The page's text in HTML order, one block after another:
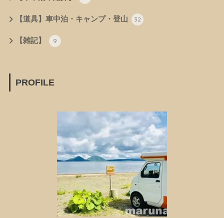
【道具】車中泊・キャンプ・登山 32
【雑記】 9
PROFILE